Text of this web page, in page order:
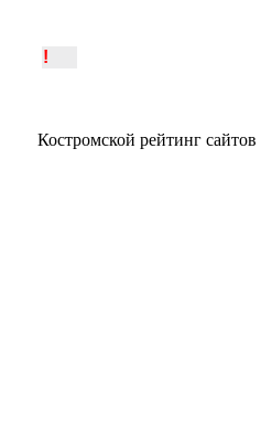
!
Костромской рейтинг сайтов